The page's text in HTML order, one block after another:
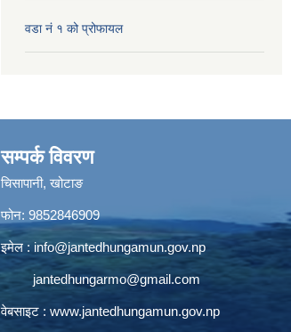
वडा नं १ को प्रोफायल
सम्पर्क विवरण
चिसापानी, खोटाङ
फोन: 9852846909
इमेल : info@jantedhungamun.gov.np
jantedhungarmo@gmail.com
वेबसाइट : www.jantedhungamun.gov.np